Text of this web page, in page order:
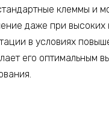
клеммы и
даже при высоких
в условиях
его оптимальным